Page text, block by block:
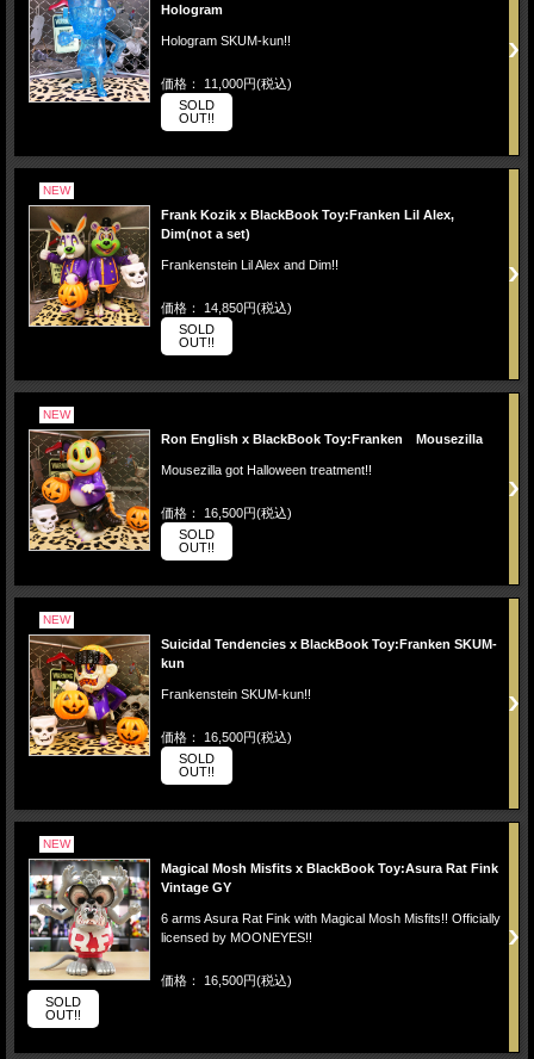
Hologram
Hologram SKUM-kun!!
価格： 11,000円(税込)
SOLD
OUT!!
NEW
Frank Kozik x BlackBook Toy:Franken Lil Alex,
Dim(not a set)
Frankenstein Lil Alex and Dim!!
価格： 14,850円(税込)
SOLD
OUT!!
NEW
Ron English x BlackBook Toy:Franken Mousezilla
Mousezilla got Halloween treatment!!
価格： 16,500円(税込)
SOLD
OUT!!
NEW
Suicidal Tendencies x BlackBook Toy:Franken SKUM-
kun
Frankenstein SKUM-kun!!
価格： 16,500円(税込)
SOLD
OUT!!
NEW
Magical Mosh Misfits x BlackBook Toy:Asura Rat Fink
Vintage GY
6 arms Asura Rat Fink with Magical Mosh Misfits!! Officially
licensed by MOONEYES!!
価格： 16,500円(税込)
SOLD
OUT!!